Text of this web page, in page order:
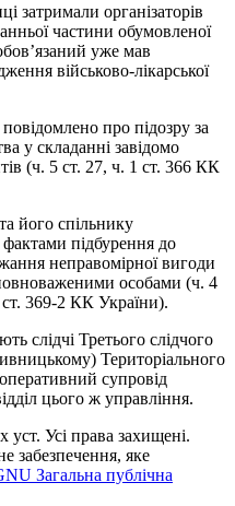
затримали організаторів
частини обумовленої
уже мав
військово-лікарської
повідомлено про підозру за
у складанні завідомо
(ч. 5 ст. 27, ч. 1 ст. 366 КК
його спільнику
підбурення до
неправомірної вигоди
особами (ч. 4
ст. 369-2 КК України).
слідчі Третього слідчого
Територіального
супровід
цього ж управління.
Усі права захищені.
забезпечення, яке
Загальна публічна